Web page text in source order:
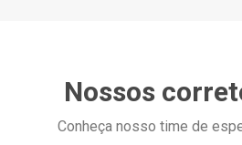
Nossos
Conheça nosso time de